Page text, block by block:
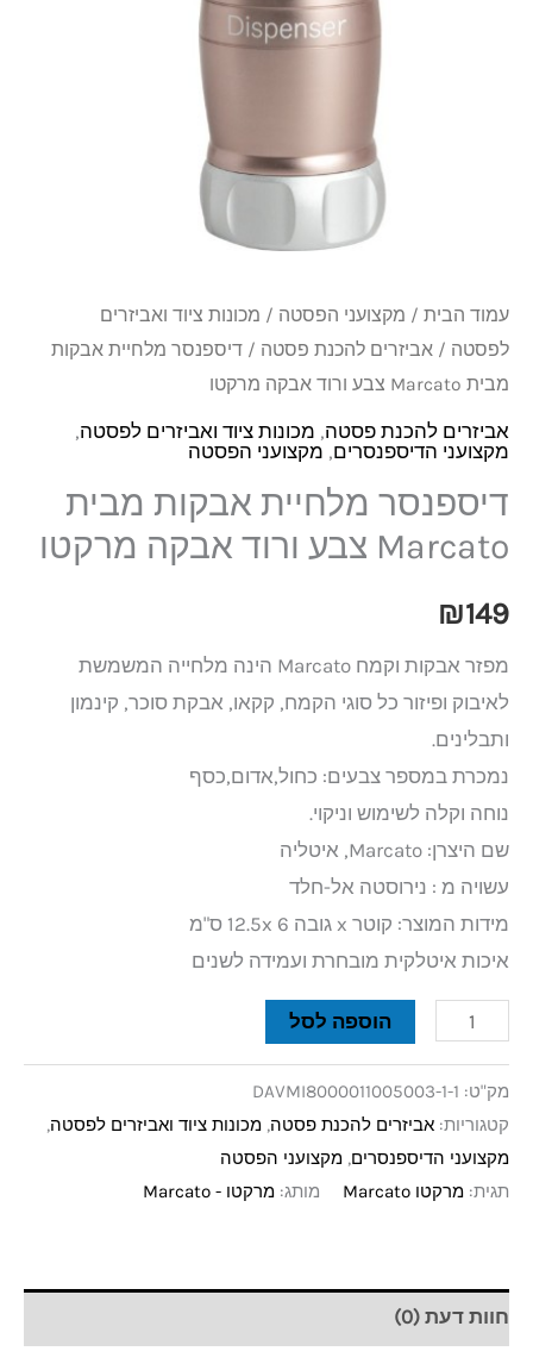
עמוד הבית / מקצועני הפסטה / מכונות ציוד ואביזרים
לפסטה / אביזרים להכנת פסטה / דיספנסר מלחיית אבקות
מבית Marcato צבע ורוד אבקה מרקטו
אביזרים להכנת פסטה, מכונות ציוד ואביזרים לפסטה,
מקצועני הדיספנסרים, מקצועני הפסטה
דיספנסר מלחיית אבקות מבית
Marcato צבע ורוד אבקה מרקטו
₪149
מפזר אבקות וקמח Marcato הינה מלחייה המשמשת
לאיבוק ופיזור כל סוגי הקמח, קקאו, אבקת סוכר, קינמון
ותבלינים.
נמכרת במספר צבעים: כחול,אדום,כסף
נוחה וקלה לשימוש וניקוי.
שם היצרן: Marcato, איטליה
עשויה מ : נירוסטה אל-חלד
מידות המוצר: קוטר x גובה 12.5x 6 ס"מ
איכות איטלקית מובחרת ועמידה לשנים
הוספה לסל
מק"ט: DAVMI8000011005003-1-1
קטגוריות: אביזרים להכנת פסטה, מכונות ציוד ואביזרים לפסטה,
מקצועני הדיספנסרים, מקצועני הפסטה
תגית: מרקטו Marcato מותג: מרקטו - Marcato
חוות דעת (0)